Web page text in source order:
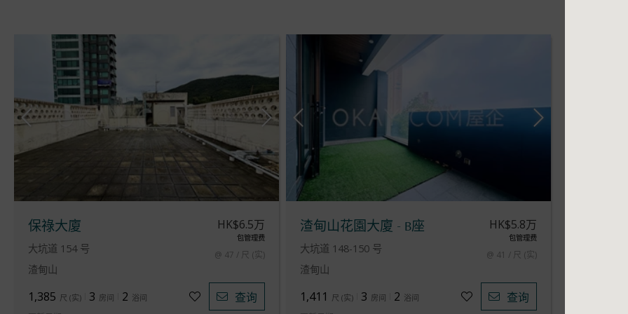
保祿大廈
大坑道 154 号
渣甸山
HK$6.5万
包管理费
@ 47 / 尺 (实)
1,385 尺 (实) 3 房间 2 浴间 查询
渣甸山花園大廈 - B座
大坑道 148-150 号
渣甸山
HK$5.8万
包管理费
@ 41 / 尺 (实)
1,411 尺 (实) 3 房间 2 浴间 查询